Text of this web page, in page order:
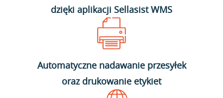
dzięki aplikacji Sellasist WMS
Automatyczne nadawanie przesyłek
oraz drukowanie etykiet